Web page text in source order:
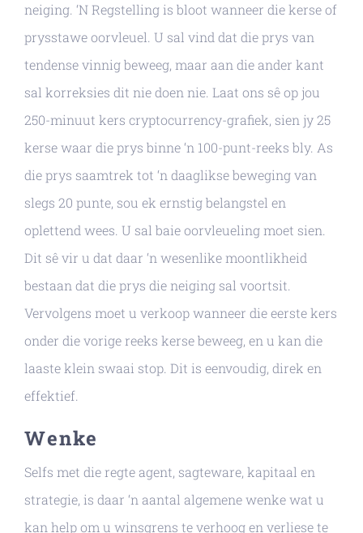
neiging. ‘N Regstelling is bloot wanneer die kerse of
prysstawe oorvleuel. U sal vind dat die prys van
tendense vinnig beweeg, maar aan die ander kant
sal korreksies dit nie doen nie. Laat ons sê op jou
250-minuut kers cryptocurrency-grafiek, sien jy 25
kerse waar die prys binne ‘n 100-punt-reeks bly. As
die prys saamtrek tot ‘n daaglikse beweging van
slegs 20 punte, sou ek ernstig belangstel en
oplettend wees. U sal baie oorvleueling moet sien.
Dit sê vir u dat daar ‘n wesenlike moontlikheid
bestaan ​​dat die prys die neiging sal voortsit.
Vervolgens moet u verkoop wanneer die eerste kers
onder die vorige reeks kerse beweeg, en u kan die
laaste klein swaai stop. Dit is eenvoudig, direk en
effektief.
Wenke
Selfs met die regte agent, sagteware, kapitaal en
strategie, is daar ‘n aantal algemene wenke wat u
kan help om u winsgrens te verhoog en verliese te